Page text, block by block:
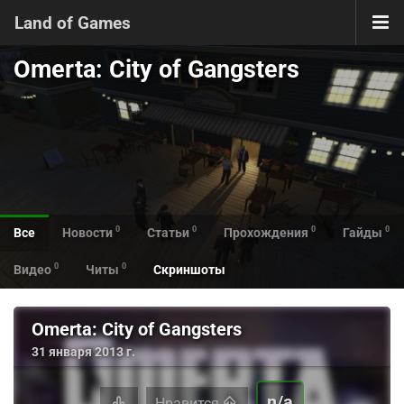
Land of Games
Omerta: City of Gangsters
Все Новости 0 Статьи 0 Прохождения 0 Гайды 0
Видео 0 Читы 0 Скриншоты
Omerta: City of Gangsters
31 января 2013 г.